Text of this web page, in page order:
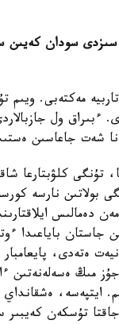
سودان كەيىن
مەكتەبى. ويىم
ءبىراق ول
شەت جاعاسىن
كلۋبتارعا
بولاتىن نارسە
دەمالىس
جاستان باياعىدا
نيەت ەتەدى،
مىڭ ەسەلەنەتىن
ايتپەسە،
تۇسكەن